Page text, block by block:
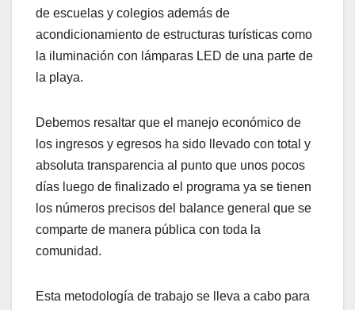
de escuelas y colegios además de
acondicionamiento de estructuras turísticas como
la iluminación con lámparas LED de una parte de
la playa.
Debemos resaltar que el manejo económico de
los ingresos y egresos ha sido llevado con total y
absoluta transparencia al punto que unos pocos
días luego de finalizado el programa ya se tienen
los números precisos del balance general que se
comparte de manera pública con toda la
comunidad.
Esta metodología de trabajo se lleva a cabo para